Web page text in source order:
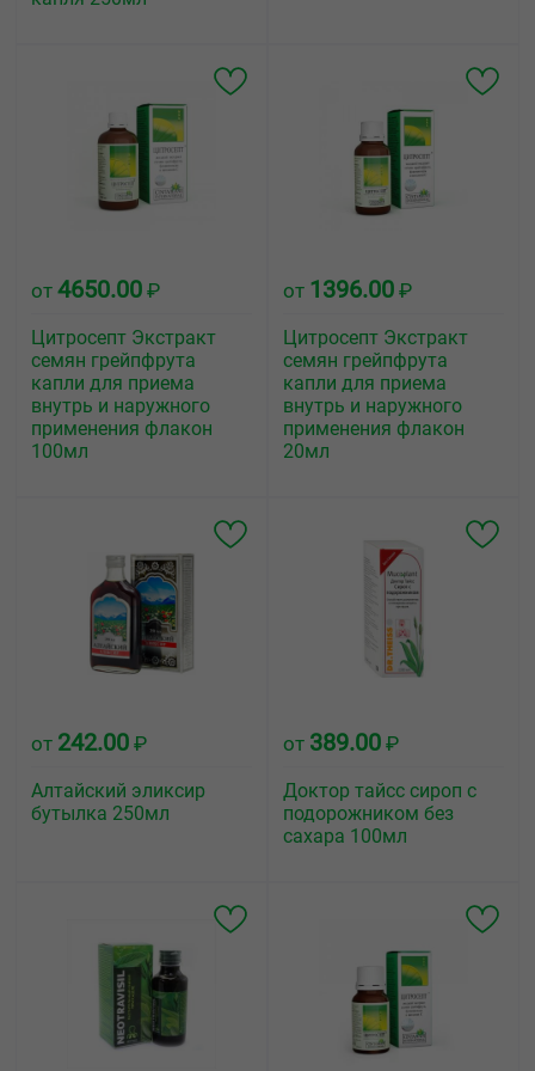
от 4650.00 ₽
Цитросепт Экстракт
семян грейпфрута
капли для приема
внутрь и наружного
применения флакон
100мл
от 1396.00 ₽
Цитросепт Экстракт
семян грейпфрута
капли для приема
внутрь и наружного
применения флакон
20мл
от 242.00 ₽
Алтайский эликсир
бутылка 250мл
от 389.00 ₽
Доктор тайсс сироп с
подорожником без
сахара 100мл